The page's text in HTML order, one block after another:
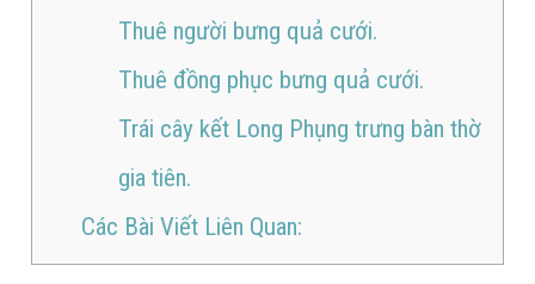
Thuê người bưng quả cưới.
Thuê đồng phục bưng quả cưới.
Trái cây kết Long Phụng trưng bàn thờ
gia tiên.
Các Bài Viết Liên Quan: